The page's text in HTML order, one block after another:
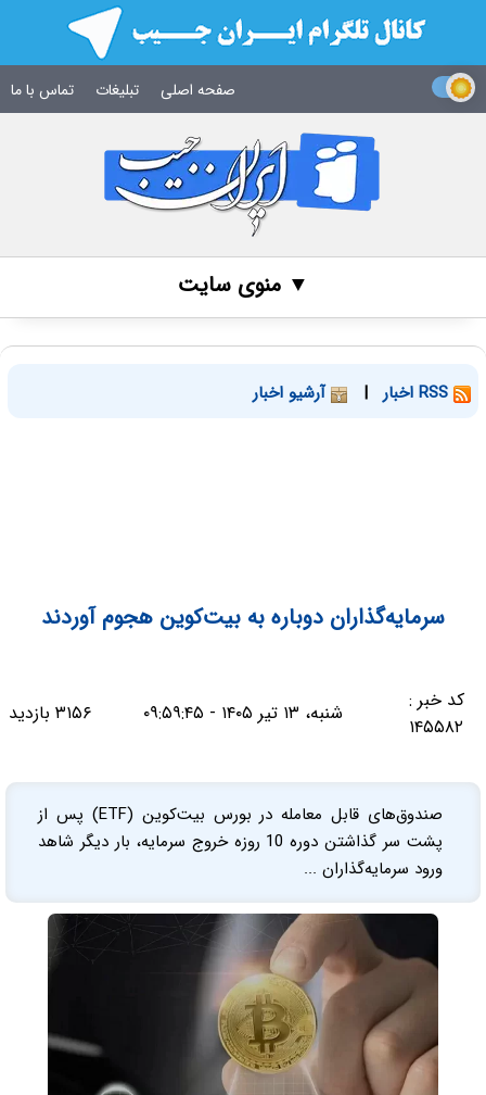
صفحه اصلی تبلیغات تماس با ما
▼ منوی سایت
| آرشیو اخبار
سرمایه‌گذاران دوباره به بیت‌کوین هجوم آوردند
کد خبر :
۱۴۵۵۸۲
شنبه، ۱۳ تیر ۱۴۰۵ - ۰۹:۵۹:۴۵ ۳۱۵۶ بازدید
صندوق‌های قابل معامله در بورس بیت‌کوین (ETF) پس از
پشت سر گذاشتن دوره 10 روزه خروج سرمایه، بار دیگر شاهد
ورود سرمایه‌گذاران ...